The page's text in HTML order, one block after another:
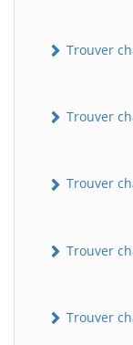
Trouver
Trouver
Trouver
Trouver
Trouver